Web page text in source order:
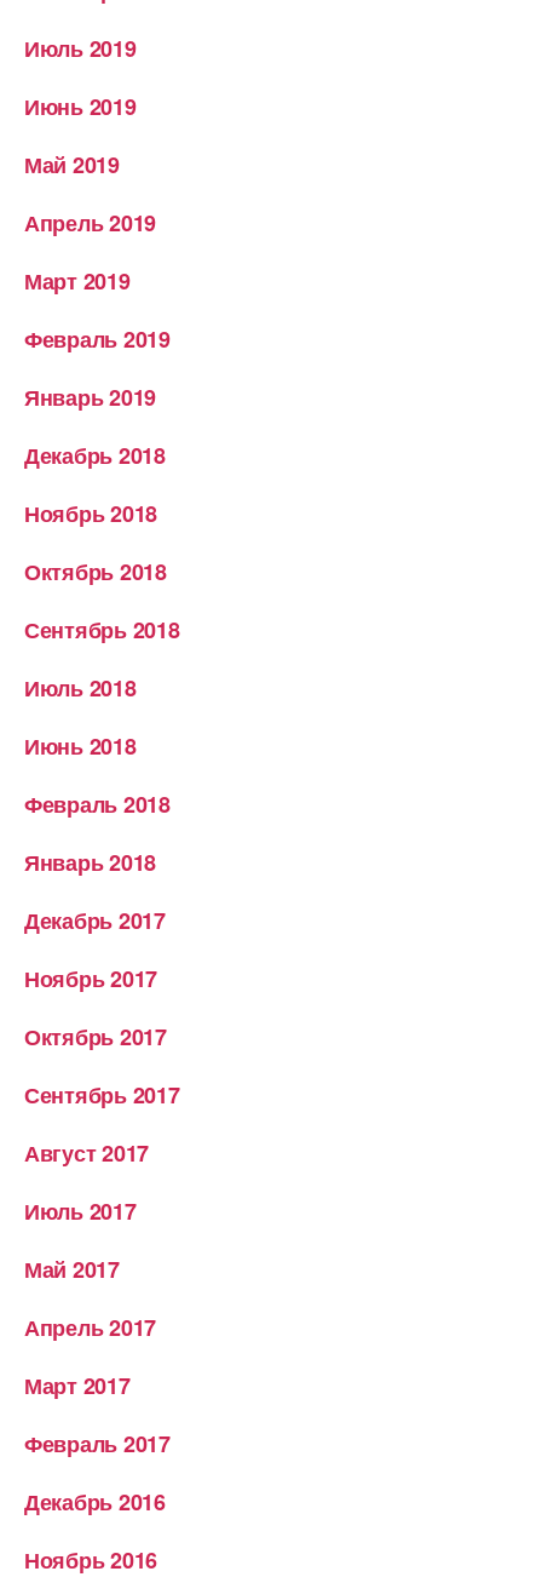
Июль 2019
Июнь 2019
Май 2019
Апрель 2019
Март 2019
Февраль 2019
Январь 2019
Декабрь 2018
Ноябрь 2018
Октябрь 2018
Сентябрь 2018
Июль 2018
Июнь 2018
Февраль 2018
Январь 2018
Декабрь 2017
Ноябрь 2017
Октябрь 2017
Сентябрь 2017
Август 2017
Июль 2017
Май 2017
Апрель 2017
Март 2017
Февраль 2017
Декабрь 2016
Ноябрь 2016